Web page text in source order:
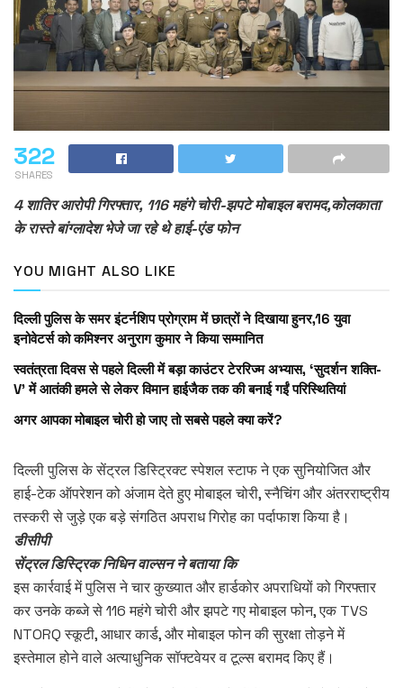
322
SHARES
4 शातिर आरोपी गिरफ्तार, 116 महंगे चोरी-झपटे मोबाइल बरामद,कोलकाता
के रास्ते बांग्लादेश भेजे जा रहे थे हाई-एंड फोन
YOU MIGHT ALSO LIKE
दिल्ली पुलिस के समर इंटर्नशिप प्रोग्राम में छात्रों ने दिखाया हुनर,16 युवा
इनोवेटर्स को कमिश्नर अनुराग कुमार ने किया सम्मानित
स्वतंत्रता दिवस से पहले दिल्ली में बड़ा काउंटर टेररिज्म अभ्यास, ‘सुदर्शन शक्ति-
V’ में आतंकी हमले से लेकर विमान हाईजैक तक की बनाई गईं परिस्थितियां
अगर आपका मोबाइल चोरी हो जाए तो सबसे पहले क्या करें?
दिल्ली पुलिस के सेंट्रल डिस्ट्रिक्ट स्पेशल स्टाफ ने एक सुनियोजित और
हाई-टेक ऑपरेशन को अंजाम देते हुए मोबाइल चोरी, स्नैचिंग और अंतरराष्ट्रीय
तस्करी से जुड़े एक बड़े संगठित अपराध गिरोह का पर्दाफाश किया है।
डीसीपी
सेंट्रल डिस्ट्रिक निधिन वाल्सन ने बताया कि
इस कार्रवाई में पुलिस ने चार कुख्यात और हार्डकोर अपराधियों को गिरफ्तार
कर उनके कब्जे से 116 महंगे चोरी और झपटे गए मोबाइल फोन, एक TVS
NTORQ स्कूटी, आधार कार्ड, और मोबाइल फोन की सुरक्षा तोड़ने में
इस्तेमाल होने वाले अत्याधुनिक सॉफ्टवेयर व टूल्स बरामद किए हैं।